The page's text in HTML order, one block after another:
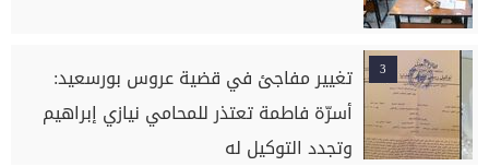
3
تغيير مفاجئ في قضية عروس بورسعيد:
أسرّة فاطمة تعتذر للمحامي نيازي إبراهيم
وتجدد التوكيل له